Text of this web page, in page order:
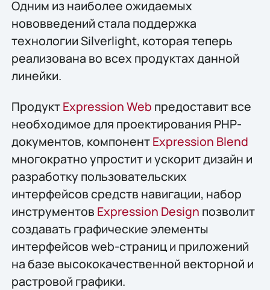
Одним из наиболее ожидаемых
нововведений стала поддержка
технологии Silverlight, которая теперь
реализована во всех продуктах данной
линейки.
ПродуктExpression Web предоставит все
необходимое для проектирования PHP-
документов, компонентExpression Blend
многократно упростит и ускорит дизайн и
разработку пользовательских
интерфейсов средств навигации, набор
инструментов Expression Design позволит
создавать графические элементы
интерфейсов web-страниц и приложений
на базе высококачественной векторной и
растровой графики.